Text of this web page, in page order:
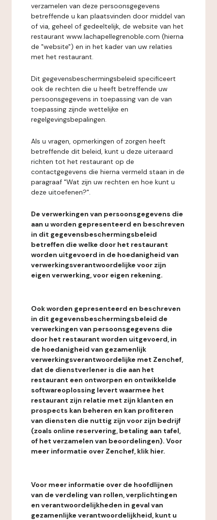
verzamelen van deze persoonsgegevens
betreffende u kan plaatsvinden door middel van
of via, geheel of gedeeltelijk, de website van het
restaurant www.lachapellegrenoble.com (hierna
de "website") en in het kader van uw relaties
met het restaurant.
Dit gegevensbeschermingsbeleid specificeert
ook de rechten die u heeft betreffende uw
persoonsgegevens in toepassing van de van
toepassing zijnde wettelijke en
regelgevingsbepalingen.
Als u vragen, opmerkingen of zorgen heeft
betreffende dit beleid, kunt u deze uiteraard
richten tot het restaurant op de
contactgegevens die hierna vermeld staan in de
paragraaf "Wat zijn uw rechten en hoe kunt u
deze uitoefenen?".
De verwerkingen van persoonsgegevens die
aan u worden gepresenteerd en beschreven
in dit gegevensbeschermingsbeleid
betreffen die welke door het restaurant
worden uitgevoerd in de hoedanigheid van
verwerkingsverantwoordelijke voor zijn
eigen verwerking, voor eigen rekening.
Ook worden gepresenteerd en beschreven
in dit gegevensbeschermingsbeleid de
verwerkingen van persoonsgegevens die
door het restaurant worden uitgevoerd, in
de hoedanigheid van gezamenlijk
verwerkingsverantwoordelijke met Zenchef,
dat de dienstverlener is die aan het
restaurant een ontworpen en ontwikkelde
softwareoplossing levert waarmee het
restaurant zijn relatie met zijn klanten en
prospects kan beheren en kan profiteren
van diensten die nuttig zijn voor zijn bedrijf
(zoals online reservering, betaling aan tafel,
of het verzamelen van beoordelingen). Voor
meer informatie over Zenchef, klik hier.
Voor meer informatie over de hoofdlijnen
van de verdeling van rollen, verplichtingen
en verantwoordelijkheden in geval van
gezamenlijke verantwoordelijkheid, kunt u